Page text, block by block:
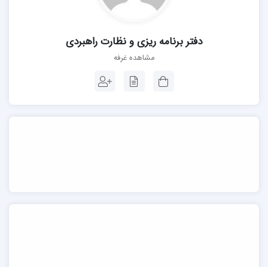
دفتر برنامه ریزی و نظارت راهبردی
مشاهده غرفه